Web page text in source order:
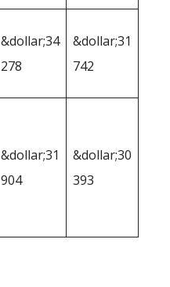
&dollar;34
278
&dollar;31
742
&dollar;31
904
&dollar;30
393